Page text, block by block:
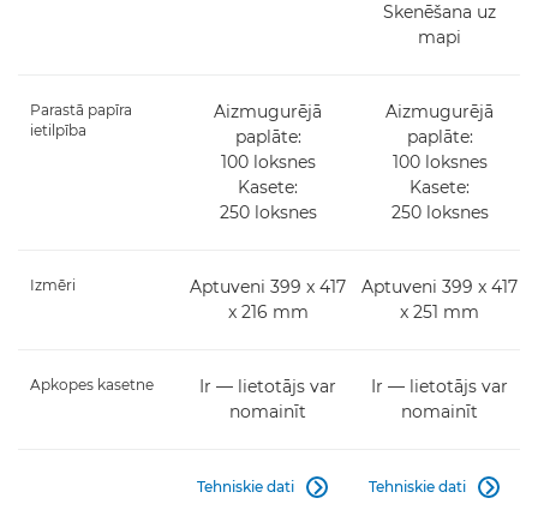
Skenēšana uz
mapi
Parastā papīra
ietilpība
Aizmugurējā
paplāte:
100 loksnes
Kasete:
250 loksnes
Aizmugurējā
paplāte:
100 loksnes
Kasete:
250 loksnes
Izmēri
Aptuveni 399 x 417
x 216 mm
Aptuveni 399 x 417
x 251 mm
Apkopes kasetne
Ir — lietotājs var
nomainīt
Ir — lietotājs var
nomainīt
Tehniskie dati  Tehniskie dati 